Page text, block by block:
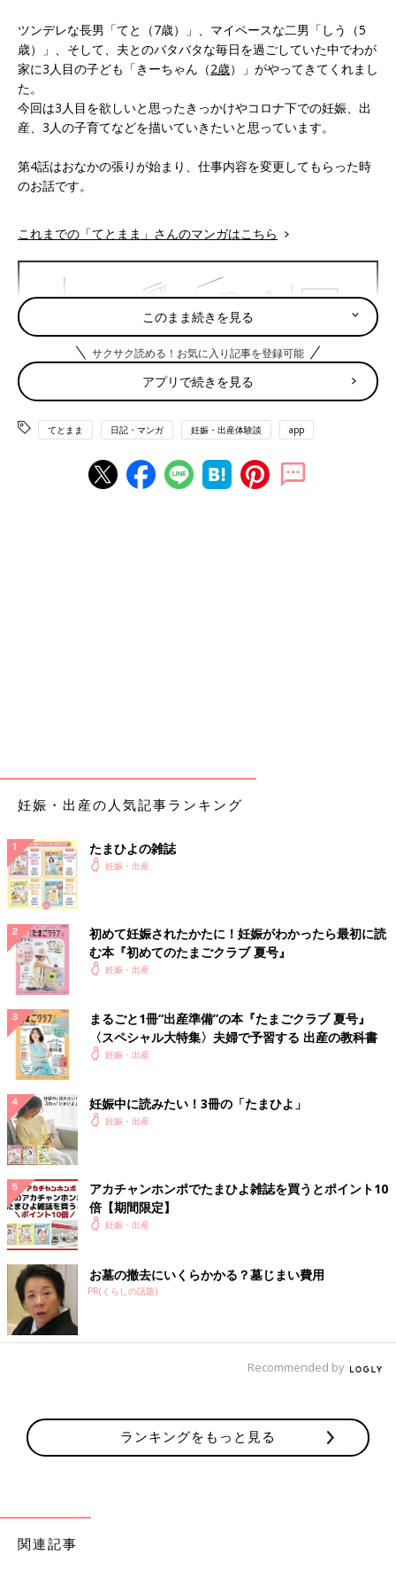
ツンデレな長男「てと（7歳）」、マイペースな二男「しう（5
歳）」、そして、夫とのバタバタな毎日を過ごしていた中でわが
家に3人目の子ども「きーちゃん（2歳）」がやってきてくれまし
た。
今回は3人目を欲しいと思ったきっかけやコロナ下での妊娠、出
産、3人の子育てなどを描いていきたいと思っています。
第4話はおなかの張りが始まり、仕事内容を変更してもらった時
のお話です。
これまでの「てとまま」さんのマンガはこちら
このまま続きを見る
サクサク読める！お気に入り記事を登録可能
アプリで続きを見る
てとまま 日記・マンガ 妊娠・出産体験談 app
妊娠・出産の人気記事ランキング
たまひよの雑誌
妊娠・出産
初めて妊娠されたかたに！妊娠がわかったら最初に読
む本『初めてのたまごクラブ 夏号』
妊娠・出産
まるごと1冊“出産準備”の本『たまごクラブ 夏号』
〈スペシャル大特集〉夫婦で予習する 出産の教科書
妊娠・出産
妊娠中に読みたい！3冊の「たまひよ」
妊娠・出産
アカチャンホンポでたまひよ雑誌を買うとポイント10
倍【期間限定】
妊娠・出産
お墓の撤去にいくらかかる？墓じまい費用
PR(くらしの話題)
Recommended by
ランキングをもっと見る
関連記事